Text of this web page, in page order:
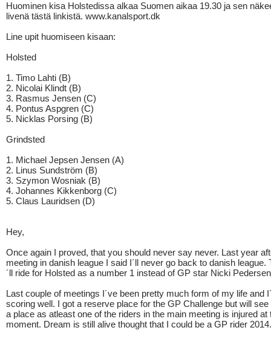
Huominen kisa Holstedissa alkaa Suomen aikaa 19.30 ja sen
livenä tästä linkistä. www.kanalsport.dk
Line upit huomiseen kisaan:
Holsted
1. Timo Lahti (B)
2. Nicolai Klindt (B)
3. Rasmus Jensen (C)
4. Pontus Aspgren (C)
5. Nicklas Porsing (B)
Grindsted
1. Michael Jepsen Jensen (A)
2. Linus Sundström (B)
3. Szymon Wosniak (B)
4. Johannes Kikkenborg (C)
5. Claus Lauridsen (D)
Hey,
Once again I proved, that you should never say never. Last year
meeting in danish league I said I´ll never go back to danish league.
´ll ride for Holsted as a number 1 instead of GP star Nicki
Last couple of meetings I´ve been pretty much form of my life and
scoring well. I got a reserve place for the GP Challenge but will see
a place as atleast one of the riders in the main meeting is injured at
moment. Dream is still alive thought that I could be a GP rider 2014.